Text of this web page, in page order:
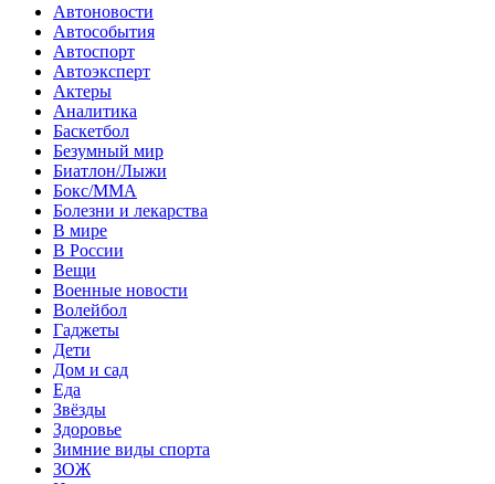
Автоновости
Автособытия
Автоспорт
Автоэксперт
Актеры
Аналитика
Баскетбол
Безумный мир
Биатлон/Лыжи
Бокс/MMA
Болезни и лекарства
В мире
В России
Вещи
Военные новости
Волейбол
Гаджеты
Дети
Дом и сад
Еда
Звёзды
Здоровье
Зимние виды спорта
ЗОЖ